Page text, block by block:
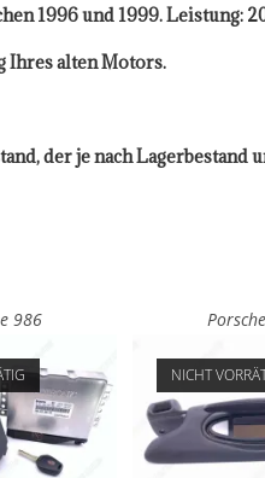
1996 und 1999. Leistung:
Ihres alten Motors.
der je nach Lagerbestand
986
NICHT